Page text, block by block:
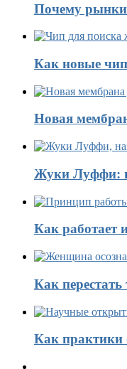
Почему рынки
Как новые
Новая
Жуки Луффи:
Как работает
Как перестать
Как практики